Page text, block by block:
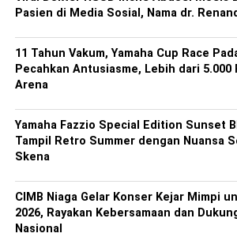
Pasien di Media Sosial, Nama dr.
11 Tahun Vakum, Yamaha Cup Race
Pecahkan Antusiasme, Lebih dari
Arena
Yamaha Fazzio Special Edition Sunset
Tampil Retro Summer dengan Nuansa
Skena
CIMB Niaga Gelar Konser Kejar Mimpi
2026, Rayakan Kebersamaan dan
Nasional